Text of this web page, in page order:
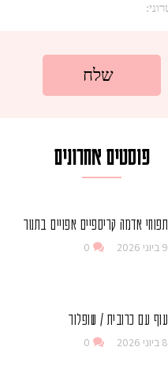
פוסטים אחרונים
תפוחי אדמה קריספיים אפויים בתנור
9 ביוני 2026 0
עוף עם כרובית / שופלור
8 ביוני 2026 0